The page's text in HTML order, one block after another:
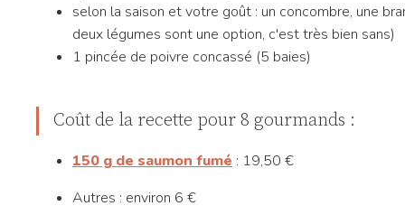
selon la saison et votre goût : un concombre, une
deux légumes sont une option, c'est très bien sans)
1 pincée de poivre concassé (5 baies)
Coût de la recette pour 8 gourmands :
150 g de saumon fumé : 19,50 €
Autres : environ 6 €